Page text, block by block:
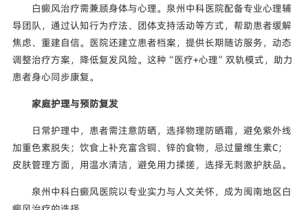
白癜风治疗需兼顾身体与心理。泉州中科医院配备专业心理辅
导团队，通过认知行为疗法、团体支持活动等方式，帮助患者缓解
焦虑、重建自信。医院还建立患者档案，提供长期随访服务，动态
调整治疗方案，降低复发风险。这种“医疗+心理”双轨模式，助力
患者身心同步康复。
家庭护理与预防复发
日常护理中，患者需注意防晒，选择物理防晒霜，避免紫外线
加重色素脱失；饮食上补充富含铜、锌的食物，忌过量维生素C；
皮肤管理方面，用温水清洁，避免用力揉搓，选择无刺激护肤品。
泉州中科白癜风医院以专业实力与人文关怀，成为闽南地区白